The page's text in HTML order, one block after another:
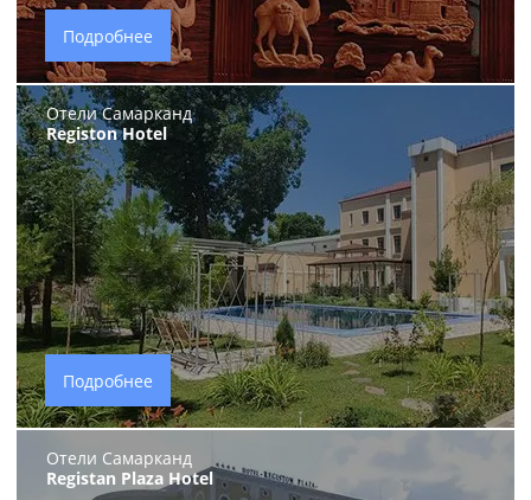
Подробнее
Отели Самарканд
Registon Hotel
Подробнее
Отели Самарканд
Registan Plaza Hotel